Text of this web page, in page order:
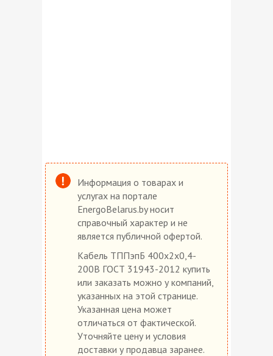
Информация о товарах и
услугах на портале
EnergoBelarus.by носит
справочный характер и не
является публичной офертой.
Кабель ТППэпБ 400х2х0,4-
200В ГОСТ 31943-2012 купить
или заказать можно у компаний,
указанных на этой странице.
Указанная цена может
отличаться от фактической.
Уточняйте цену и условия
доставки у продавца заранее.